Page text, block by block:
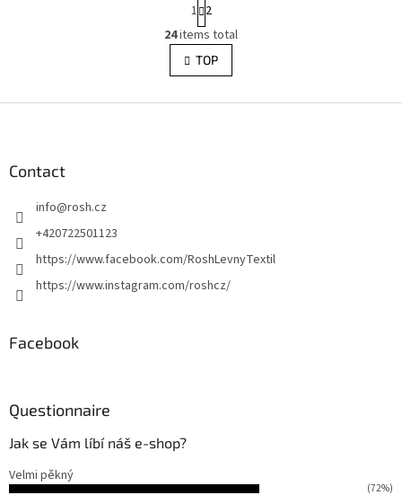
L
i
s
t
s
a
g
i
n
a
i
1 2
24items total
TOP
Contact
info@rosh.cz
+420722501123
https://www.facebook.com/RoshLevnyTextil
https://www.instagram.com/roshcz/
Facebook
Questionnaire
Jak se Vám líbí náš e-shop?
Velmi pěkný
(72%)